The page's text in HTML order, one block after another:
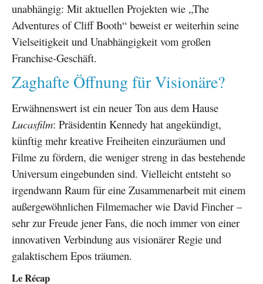
unabhängig: Mit aktuellen Projekten wie „The
Adventures of Cliff Booth“ beweist er weiterhin seine
Vielseitigkeit und Unabhängigkeit vom großen
Franchise-Geschäft.
Zaghafte Öffnung für Visionäre?
Erwähnenswert ist ein neuer Ton aus dem Hause
Lucasfilm: Präsidentin Kennedy hat angekündigt,
künftig mehr kreative Freiheiten einzuräumen und
Filme zu fördern, die weniger streng in das bestehende
Universum eingebunden sind. Vielleicht entsteht so
irgendwann Raum für eine Zusammenarbeit mit einem
außergewöhnlichen Filmemacher wie David Fincher –
sehr zur Freude jener Fans, die noch immer von einer
innovativen Verbindung aus visionärer Regie und
galaktischem Epos träumen.
Le Récap